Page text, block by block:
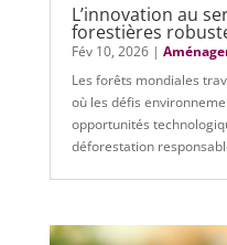
L’innovation au
forestières
Fév 10, 2026|
Les forêts mondiales
où les défis
opportunités
déforestation